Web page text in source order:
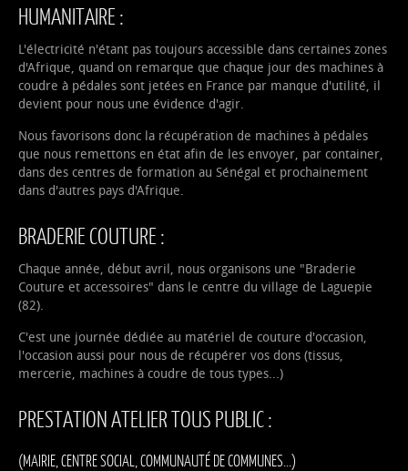
HUMANITAIRE :
L'électricité n'étant pas toujours accessible dans certaines zones
d'Afrique, quand on remarque que chaque jour des machines à
coudre à pédales sont jetées en France par manque d'utilité, il
devient pour nous une évidence d'agir.
Nous favorisons donc la récupération de machines à pédales
que nous remettons en état afin de les envoyer, par container,
dans des centres de formation au Sénégal et prochainement
dans d'autres pays d'Afrique.
BRADERIE COUTURE :
Chaque année, début avril, nous organisons une "Braderie
Couture et accessoires" dans le centre du village de Laguepie
(82).
C'est une journée dédiée au matériel de couture d'occasion,
l'occasion aussi pour nous de récupérer vos dons (tissus,
mercerie, machines à coudre de tous types...)
PRESTATION ATELIER TOUS PUBLIC :
(MAIRIE, CENTRE SOCIAL, COMMUNAUTÉ DE COMMUNES...)